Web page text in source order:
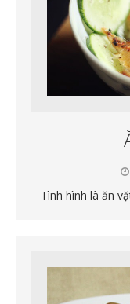
Tình hình là ăn